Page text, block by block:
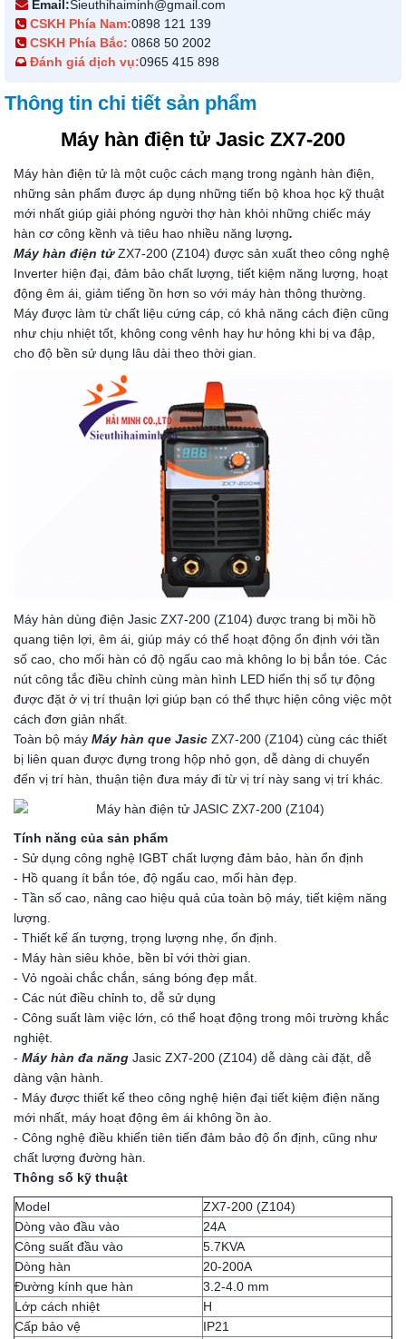
Email:Sieuthihaiminh@gmail.com
CSKH Phía Nam:0898 121 139
CSKH Phía Bắc: 0868 50 2002
Đánh giá dịch vụ:0965 415 898
Thông tin chi tiết sản phẩm
Máy hàn điện tử Jasic ZX7-200
Máy hàn điện tử là một cuộc cách mạng trong ngành hàn điện,
những sản phẩm được áp dụng những tiến bộ khoa học kỹ thuật
mới nhất giúp giải phóng người thợ hàn khỏi những chiếc máy
hàn cơ công kềnh và tiêu hao nhiều năng lượng.
Máy hàn điện tửZX7-200 (Z104) được sản xuất theo công nghệ
Inverter hiện đại, đảm bảo chất lượng, tiết kiệm năng lượng, hoạt
động êm ái, giảm tiếng ồn hơn so với máy hàn thông thường.
Máy được làm từ chất liệu cứng cáp, có khả năng cách điện cũng
như chịu nhiệt tốt, không cong vênh hay hư hỏng khi bị va đập,
cho độ bền sử dụng lâu dài theo thời gian.
Máy hàn dùng điện Jasic ZX7-200 (Z104) được trang bị mồi hồ
quang tiện lợi, êm ái, giúp máy có thể hoạt động ổn định với tần
số cao, cho mối hàn có độ ngấu cao mà không lo bị bắn tóe. Các
nút công tắc điều chỉnh cùng màn hình LED hiển thị số tự động
được đặt ở vị trí thuận lợi giúp bạn có thể thực hiện công việc một
cách đơn giản nhất.
Toàn bộ máy Máy hàn que Jasic ZX7-200 (Z104) cùng các thiết
bị liên quan được đựng trong hộp nhỏ gọn, dễ dàng di chuyển
đến vị trí hàn, thuận tiện đưa máy đi từ vị trí này sang vị trí khác.
Tính năng của sản phẩm
- Sử dụng công nghệ IGBT chất lượng đảm bảo, hàn ổn định
- Hồ quang ít bắn tóe, độ ngấu cao, mối hàn đẹp.
- Tần số cao, nâng cao hiệu quả của toàn bộ máy, tiết kiệm năng
lượng.
- Thiết kế ấn tượng, trọng lượng nhẹ, ổn định.
- Máy hàn siêu khỏe, bền bỉ với thời gian.
- Vỏ ngoài chắc chắn, sáng bóng đẹp mắt.
- Các nút điều chỉnh to, dễ sử dụng
- Công suất làm việc lớn, có thể hoạt động trong môi trường khắc
nghiệt.
- Máy hàn đa năng Jasic ZX7-200 (Z104) dễ dàng cài đặt, dễ
dàng vận hành.
- Máy được thiết kế theo công nghệ hiện đại tiết kiệm điện năng
mới nhất, máy hoạt động êm ái không ồn ào.
- Công nghệ điều khiển tiên tiến đảm bảo độ ổn định, cũng như
chất lượng đường hàn.
Thông số kỹ thuật
Model
ZX7-200 (Z104)
Dòng vào đầu vào
24A
Công suất đầu vào
5.7KVA
Dòng hàn
20-200A
Đường kính que hàn
3.2-4.0 mm
Lớp cách nhiệt
H
Cấp bảo vệ
IP21